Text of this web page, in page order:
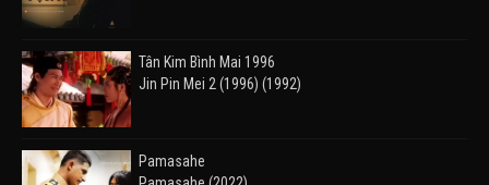
Tân Kim Bình Mai 1996
Jin Pin Mei 2 (1996) (1992)
Pamasahe